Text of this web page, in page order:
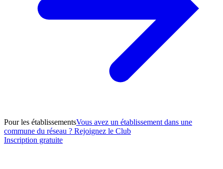
Pour les établissementsVous avez un établissement dans une
commune du réseau ? Rejoignez le Club
Inscription gratuite